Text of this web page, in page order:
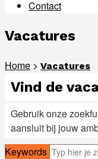
Contact
Menu
Vacatures
Home > Vacatures
Vind de
Gebruik onze
aansluit bij jouw
Keywords